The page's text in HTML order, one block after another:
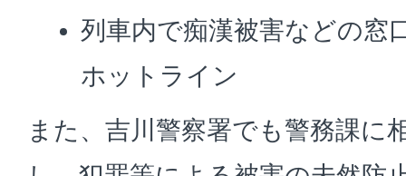
列車内で痴漢被害などの窓
ホットライン
また、吉川警察署でも警務課に